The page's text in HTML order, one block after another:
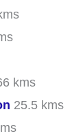
kms
25.5 kms